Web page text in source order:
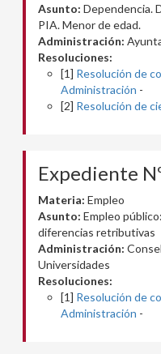
Asunto: Dependencia.
PIA. Menor de edad.
Administración:
Resoluciones:
[1] Resolución de
Administración -
[2] Resolución de
Expediente
Materia: Empleo
Asunto: Empleo
diferencias retributivas
Administración:
Universidades
Resoluciones:
[1] Resolución de
Administración -